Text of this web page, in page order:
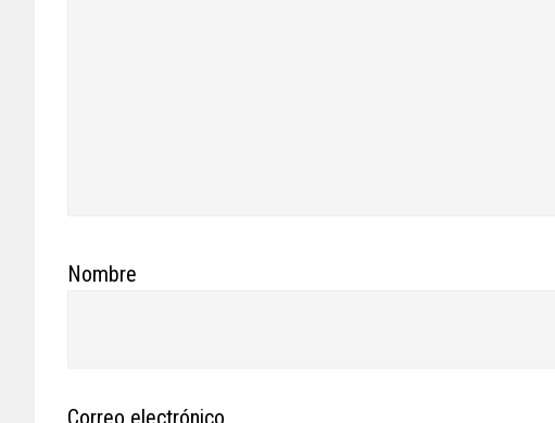
Nombre
Correo electrónico